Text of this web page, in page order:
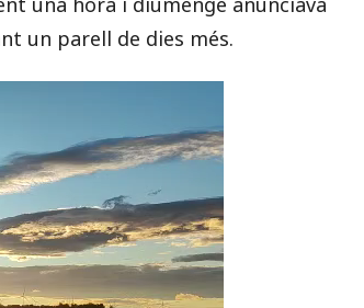
un parell de dies més.